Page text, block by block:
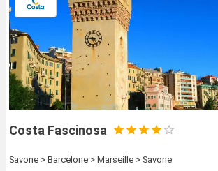
Costa Fascinosa
Savone > Barcelone > Marseille > Savone